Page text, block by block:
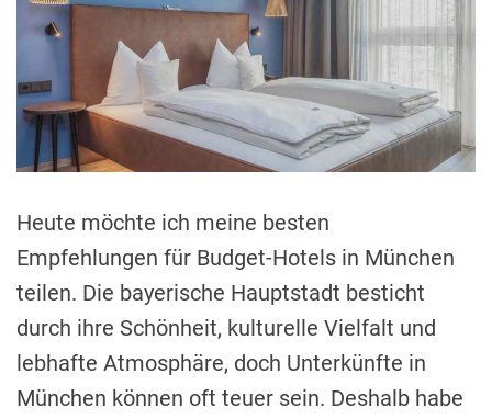
e
a
d
t
i
m
e
Heute möchte ich meine besten
Empfehlungen für Budget-Hotels in München
teilen. Die bayerische Hauptstadt besticht
durch ihre Schönheit, kulturelle Vielfalt und
lebhafte Atmosphäre, doch Unterkünfte in
München können oft teuer sein. Deshalb habe